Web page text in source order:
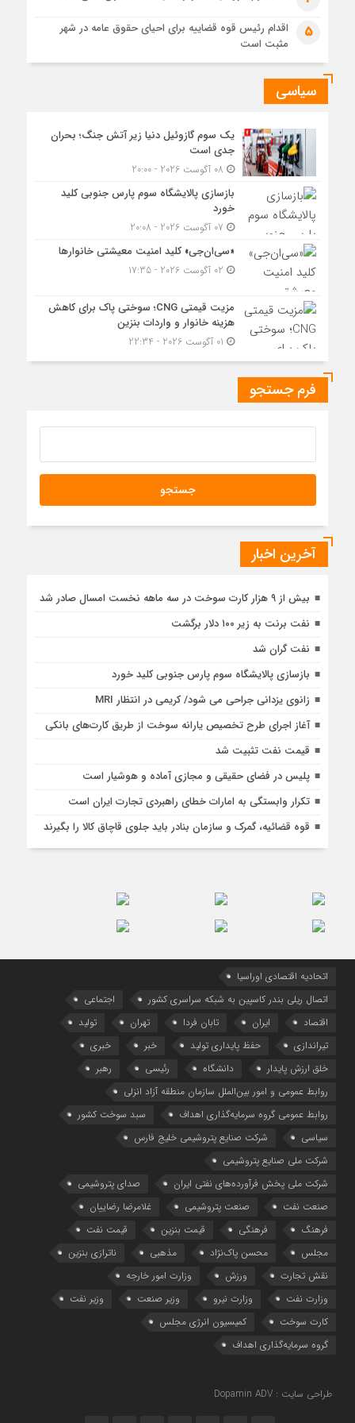
5
اقدام رئیس قوه قضاییه برای احیای حقوق عامه در شهر
مثبت است
سیاسی
یک سوم گازوئیل دنیا زیر آتش جنگ؛ بحران
جدی است
بازسازی پالایشگاه سوم پارس جنوبی کلید
خورد
«سی‌ان‌جی» کلید امنیت معیشتی خانوارها
مزیت قیمتی CNG؛ سوختی پاک برای کاهش
هزینه خانوار و واردات بنزین
فرم جستجو
آخرین اخبار
بیش از ۹ هزار کارت سوخت در سه ماهه نخست امسال صادر شد
نفت برنت به زیر ۱۰۰ دلار برگشت
نفت گران شد
بازسازی پالایشگاه سوم پارس جنوبی کلید خورد
زانوی یزدانی جراحی می شود/ کریمی در انتظار MRI
آغاز اجرای طرح تخصیص یارانه سوخت از طریق کارت‌های بانکی
قیمت نفت تثبیت شد
پلیس در فضای حقیقی و مجازی آماده و هوشیار است
تکرار وابستگی به امارات خطای راهبردی تجارت ایران است
قوه قضائیه، گمرک و سازمان بنادر باید جلوی قاچاق کالا را بگیرند
اتحادیه اقتصادی اوراسیا
اتصال ریلی بندر کاسپین به شبکه سراسری کشور
اجتماعی
اقتصاد
ایران تابان فردا تهران
تولید
تیراندازی
حفظ پایداری تولید خبر
خبری
خلق ارزش پایدار
دانشگاه رئیسی
رهبر
روابط عمومی و امور بین‌الملل سازمان منطقه آزاد انزلی
روابط عمومی گروه سرمایه‌گذاری اهداف
سبد سوخت کشور
سیاسی
شرکت صنایع پتروشیمی خلیج فارس
شرکت ملی صنایع پتروشیمی
شرکت ملی پخش فرآورده‌های نفتی ایران
صدای پتروشیمی
صنعت نفت
صنعت پتروشیمی
غلامرضا رضاییان
فرهنگ
فرهنگی قیمت بنزین
قیمت نفت
مجلس
محسن پاک‌نژاد مذهبی
ناترازی بنزین
نقش تجارت
ورزش
وزارت امور خارجه
وزارت نفت
وزارت نیرو وزیر صنعت
وزیر نفت
کارت سوخت
کمیسیون انرژی مجلس
گروه سرمایه‌‌گذاری اهداف
طراحی سایت : Dopamin ADV